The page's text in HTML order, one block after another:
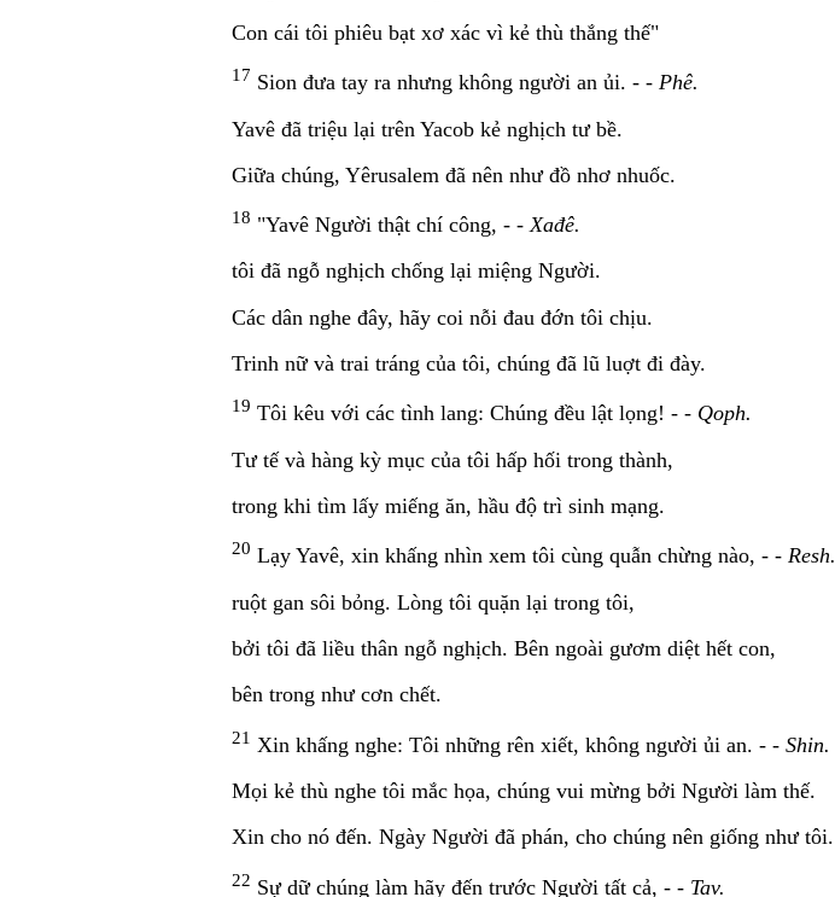
Con cái tôi phiêu bạt xơ xác vì kẻ thù thắng thế"
17 Sion đưa tay ra nhưng không người an ủi. - - Phê.
Yavê đã triệu lại trên Yacob kẻ nghịch tư bề.
Giữa chúng, Yêrusalem đã nên như đồ nhơ nhuốc.
18 "Yavê Người thật chí công, - -Xađê.
tôi đã ngỗ nghịch chống lại miệng Người.
Các dân nghe đây, hãy coi nỗi đau đớn tôi chịu.
Trinh nữ và trai tráng của tôi, chúng đã lũ luợt đi đày.
19 Tôi kêu với các tình lang: Chúng đều lật lọng! - - Qoph.
Tư tế và hàng kỳ mục của tôi hấp hối trong thành,
trong khi tìm lấy miếng ăn, hầu độ trì sinh mạng.
20 Lạy Yavê, xin khấng nhìn xem tôi cùng quẫn chừng nào, - - Resh.
ruột gan sôi bỏng. Lòng tôi quặn lại trong tôi,
bởi tôi đã liều thân ngỗ nghịch. Bên ngoài gươm diệt hết con,
bên trong như cơn chết.
21 Xin khấng nghe: Tôi những rên xiết, không người ủi an. - - Shin.
Mọi kẻ thù nghe tôi mắc họa, chúng vui mừng bởi Người làm thế.
Xin cho nó đến. Ngày Người đã phán, cho chúng nên giống như tôi.
22 Sự dữ chúng làm hãy đến trước Người tất cả, - - Tav.